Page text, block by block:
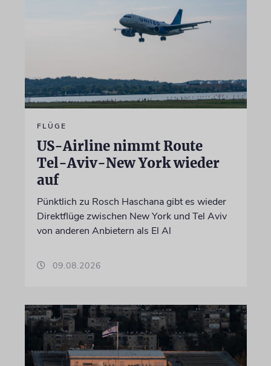
FLÜGE
US-Airline nimmt Route
Tel-Aviv-New York wieder
auf
Pünktlich zu Rosch Haschana gibt es wieder
Direktflüge zwischen New York und Tel Aviv
von anderen Anbietern als El Al
09.08.2026